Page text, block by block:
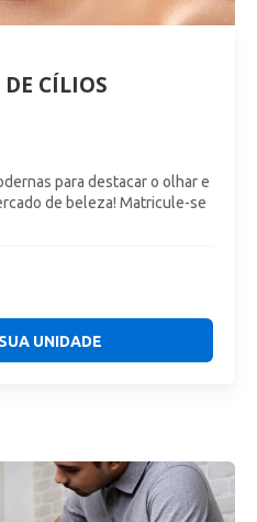
CÍLIOS
para destacar o olhar e
de beleza! Matricule-se
UNIDADE